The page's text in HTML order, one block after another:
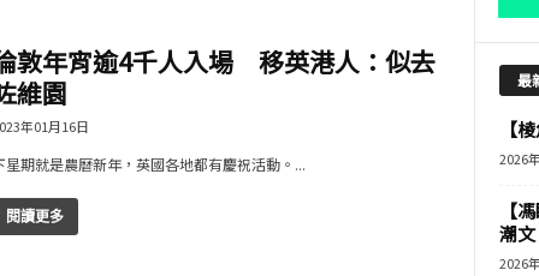
敦年宵逾4千人入場 移英港人：似去
維園
年01月16日
星期就是農曆新年，英國各地都有慶祝活動。...
閱讀更多
最
【
2026
【
潮文
2026